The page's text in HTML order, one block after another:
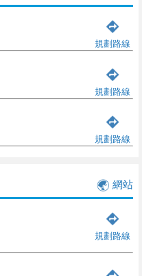
規劃路線
規劃路線
規劃路線
網站
規劃路線